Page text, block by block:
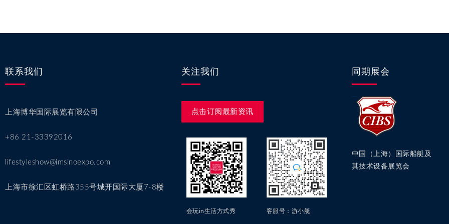
联系我们
上海博华国际展览有限公司
+86 21-33392016
lifestyleshow@imsinoexpo.com
上海市徐汇区虹桥路355号城开国际大厦7-8楼
关注我们
点击订阅最新资讯
会玩in生活方式秀 客服号：游小艇
同期展会
中国（上海）国际船艇及
其技术设备展览会